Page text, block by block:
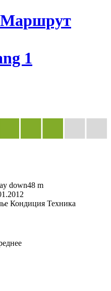
Маршрут
1
down48 m
Кондиция Техника